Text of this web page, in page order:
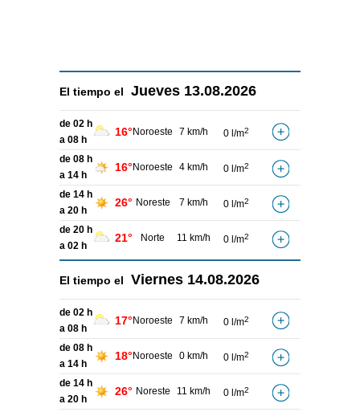
El tiempo el Jueves 13.08.2026
de 02 h
a 08 h
16° Noroeste 7 km/h 0 l/m2
de 08 h
a 14 h
16° Noroeste 4 km/h 0 l/m2
de 14 h
a 20 h
26° Noreste 7 km/h 0 l/m2
de 20 h
a 02 h
21° Norte 11 km/h 0 l/m2
El tiempo el Viernes 14.08.2026
de 02 h
a 08 h
17° Noroeste 7 km/h 0 l/m2
de 08 h
a 14 h
18° Noroeste 0 km/h 0 l/m2
de 14 h
a 20 h
26° Noreste 11 km/h 0 l/m2